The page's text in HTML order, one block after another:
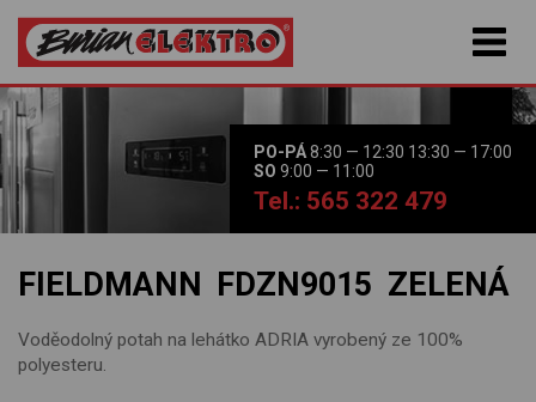
PO-PÁ8:30 — 12:30 13:30 — 17:00
SO 9:00 — 11:00
Tel.: 565 322 479
FIELDMANN FDZN9015 ZELENÁ
Voděodolný potah na lehátko ADRIA vyrobený ze 100%
polyesteru.